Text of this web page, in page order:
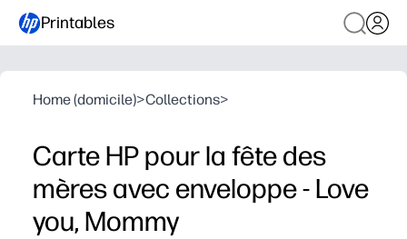
Printables
Home (domicile)>Collections>
Carte HP pour la fête des
mères avec enveloppe - Love
you, Mommy